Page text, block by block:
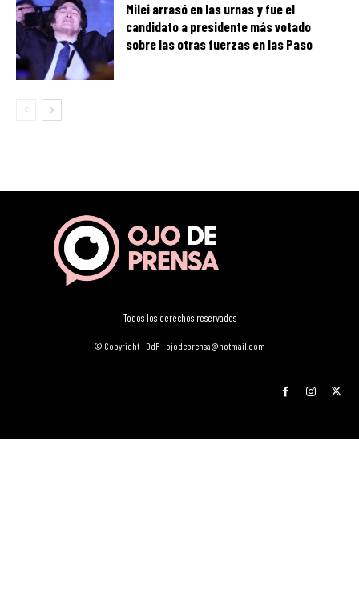
Milei arrasó en las urnas y fue el
candidato a presidente más votado
sobre las otras fuerzas en las Paso
Todos los derechos reservados
© Copyright - OdP - ojodeprensa@hotmail.com